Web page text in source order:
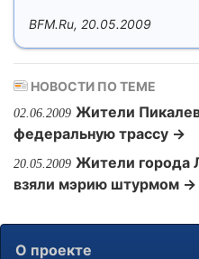
BFM.Ru, 20.05.2009
НОВОСТИ ПО ТЕМЕ
02.06.2009 Жители
федеральную трассу →
20.05.2009 Жители города
взяли мэрию штурмом →
О проекте